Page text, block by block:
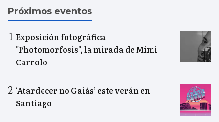
Próximos eventos
Exposición fotográfica
"Photomorfosis", la mirada de Mimi
Carrolo
‘Atardecer no Gaiás’ este verán en
Santiago